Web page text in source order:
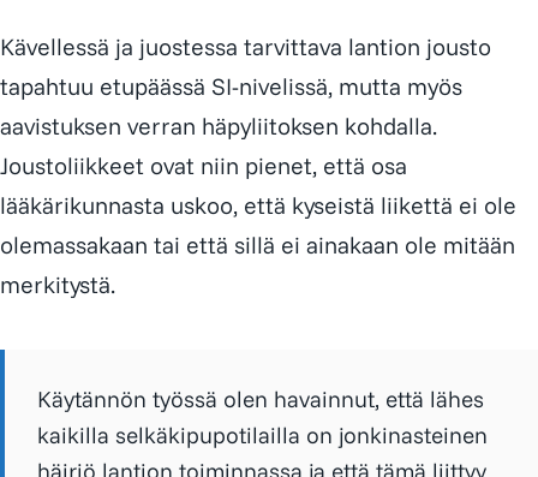
Kävellessä ja juostessa tarvittava lantion jousto
tapahtuu etupäässä SI-nivelissä, mutta myös
aavistuksen verran häpyliitoksen kohdalla.
Joustoliikkeet ovat niin pienet, että osa
lääkärikunnasta uskoo, että kyseistä liikettä ei ole
olemassakaan tai että sillä ei ainakaan ole mitään
merkitystä.
Käytännön työssä olen havainnut, että lähes
kaikilla selkäkipupotilailla on jonkinasteinen
häiriö lantion toiminnassa ja että tämä liittyy